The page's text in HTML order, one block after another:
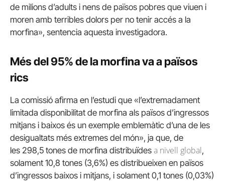
de milions d’adults i nens de països pobres que viuen i
moren amb terribles dolors per no tenir accés a la
morfina», sentencia aquesta investigadora.
Més del 95% de la morfina va a països
rics
La comissió afirma en l’estudi que «l’extremadament
limitada disponibilitat de morfina als països d’ingressos
mitjans i baixos és un exemple emblemàtic d’una de les
desigualtats més extremes del món», ja que, de
les 298,5 tones de morfina distribuïdes a nivell global,
solament 10,8 tones (3,6%) es distribueixen en països
d’ingressos baixos i mitjans, i solament 0,1 tones (0,03%)